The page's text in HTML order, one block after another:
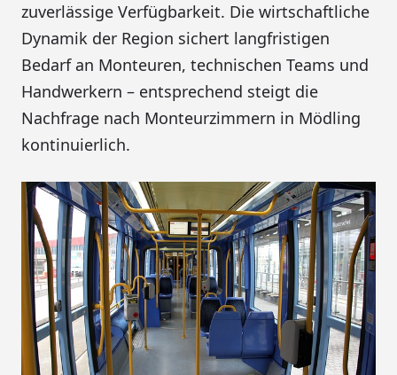
zuverlässige Verfügbarkeit. Die wirtschaftliche
Dynamik der Region sichert langfristigen
Bedarf an Monteuren, technischen Teams und
Handwerkern – entsprechend steigt die
Nachfrage nach Monteurzimmern in Mödling
kontinuierlich.